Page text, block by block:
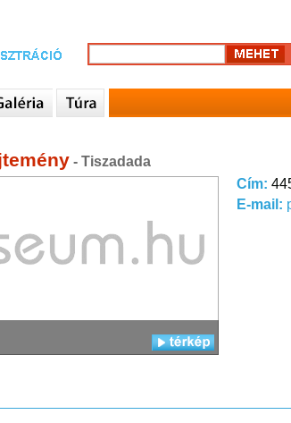
- Tiszadada
Cím:
E-mail: